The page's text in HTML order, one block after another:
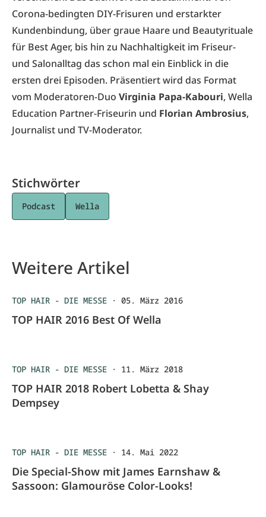
Corona-bedingten DIY-Frisuren und erstarkter
Kundenbindung, über graue Haare und Beautyrituale
für Best Ager, bis hin zu Nachhaltigkeit im Friseur-
und Salonalltag das schon mal ein Einblick in die
ersten drei Episoden. Präsentiert wird das Format
vom Moderatoren-Duo Virginia Papa-Kabouri, Wella
Education Partner-Friseurin und Florian Ambrosius,
Journalist und TV-Moderator.
Stichwörter
Podcast Wella
Weitere Artikel
TOP HAIR - DIE MESSE · 05. März 2016
TOP HAIR 2016 Best Of Wella
TOP HAIR - DIE MESSE · 11. März 2018
TOP HAIR 2018 Robert Lobetta & Shay
Dempsey
TOP HAIR - DIE MESSE · 14. Mai 2022
Die Special-Show mit James Earnshaw &
Sassoon: Glamouröse Color-Looks!